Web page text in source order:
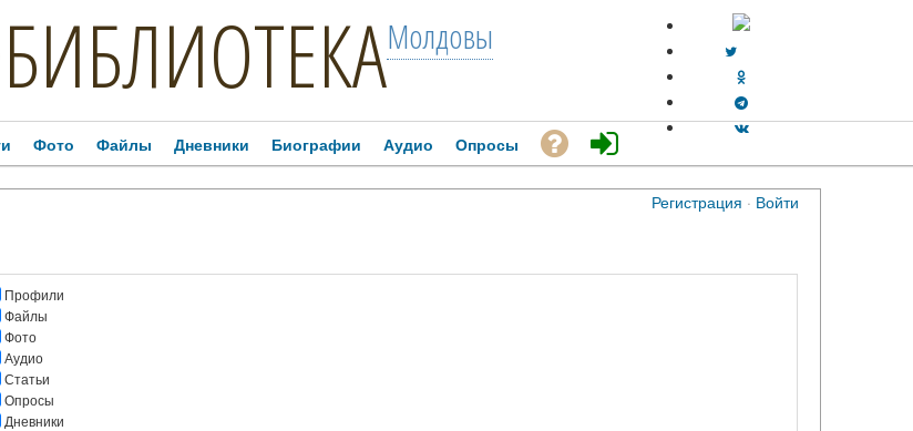
БИБЛИОТЕКАМолдовы
Регистрация · Войти
Фото Файлы Дневники Биографии Аудио Опросы
Профили
Файлы
Фото
Аудио
Статьи
Опросы
Дневники